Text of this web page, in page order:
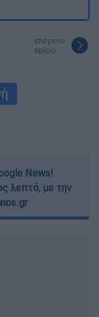
επόμενο
άρθρο
News!
λεπτό, με την